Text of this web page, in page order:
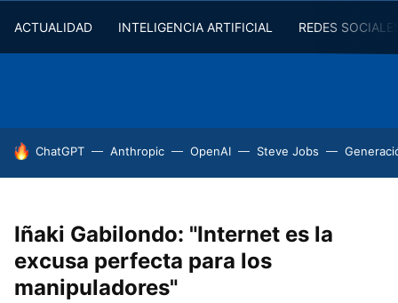
ACTUALIDAD INTELIGENCIA ARTIFICIAL REDES
HOY SE HABLA DE
ChatGPT Anthropic OpenAI Steve Jobs
Iñaki Gabilondo: "Internet es la
excusa perfecta para los
manipuladores"